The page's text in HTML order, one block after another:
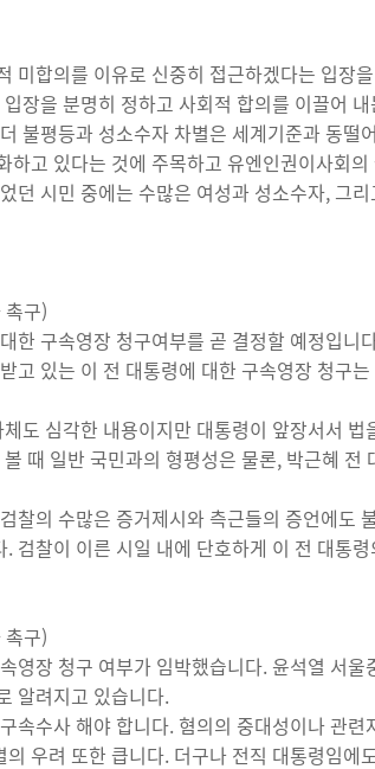
미합의를 이유로 신중히 접근하겠다는 입장
장을 분명히 정하고 사회적 합의를 이끌어
불평등과 성소수자 차별은 세계기준과 동떨
하고 있다는 것에 주목하고 유엔인권이사회
던 시민 중에는 수많은 여성과 성소수자, 그
구)
한 구속영장 청구여부를 곧 결정할 예정입
고 있는 이 전 대통령에 대한 구속영장 청구
도 심각한 내용이지만 대통령이 앞장서서
때 일반 국민과의 형평성은 물론, 박근혜
찰의 수많은 증거제시와 측근들의 증언에도
검찰이 이른 시일 내에 단호하게 이 전 대통
구)
영장 청구 여부가 임박했습니다. 윤석열 서
알려지고 있습니다.
속수사 해야 합니다. 혐의의 중대성이나 관
우려 또한 큽니다. 더구나 전직 대통령임